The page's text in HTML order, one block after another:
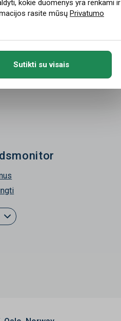
»
kokie duomenys yra renkami ir
rasite mūsų Privatumo
Sutikti su visais